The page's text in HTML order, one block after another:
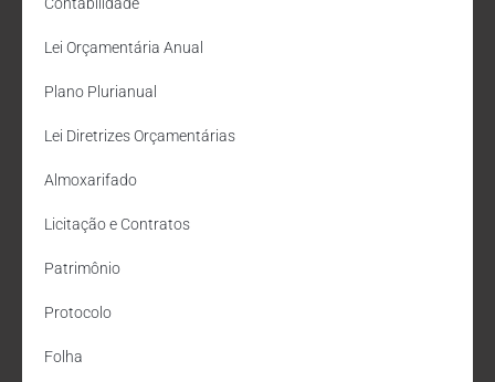
Contabilidade
Lei Orçamentária Anual
Plano Plurianual
Lei Diretrizes Orçamentárias
Almoxarifado
Licitação e Contratos
Patrimônio
Protocolo
Folha